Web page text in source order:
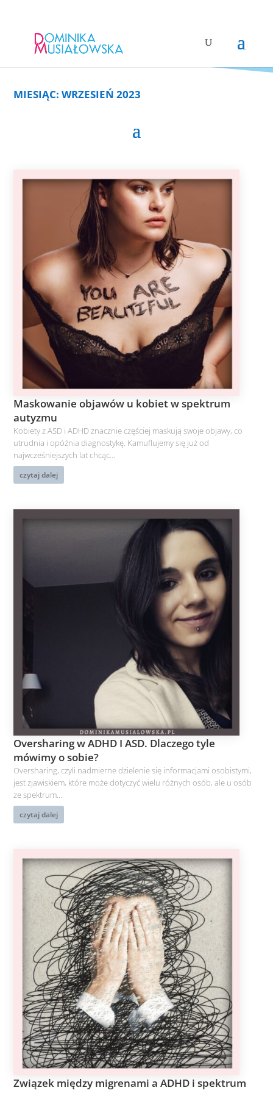
MIESIĄC:WRZESIEŃ 2023
Maskowanie objawów u kobiet w spektrum
autyzmu
Kobiety z ASD i ADHD znacznie częściej maskują swoje objawy, co
utrudnia i opóźnia diagnostykę. Kamuflujemy się już od
najwcześniejszych lat chcąc...
czytaj dalej
Oversharing w ADHD I ASD. Dlaczego tyle
mówimy o sobie?
Oversharing, czyli nadmierne dzielenie się informacjami osobistymi,
jest zjawiskiem, które może dotyczyć wielu różnych osób, ale u osób
ze spektrum...
czytaj dalej
Związek między migrenami a ADHD i spektrum